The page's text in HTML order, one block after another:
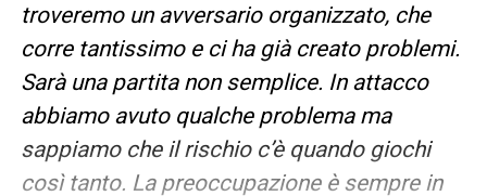
troveremo un avversario organizzato, che
corre tantissimo e ci ha già creato problemi.
Sarà una partita non semplice. In attacco
abbiamo avuto qualche problema ma
sappiamo che il rischio c’è quando giochi
così tanto. La preoccupazione è sempre in